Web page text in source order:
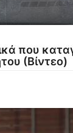
που
(Βίντεο)